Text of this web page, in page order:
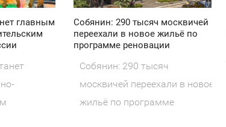
главным
Собянин: 290 тысяч москвичей
переехали в новое жильё по
программе реновации
Собянин: 290 тысяч
москвичей переехали в новое
жильё по программе